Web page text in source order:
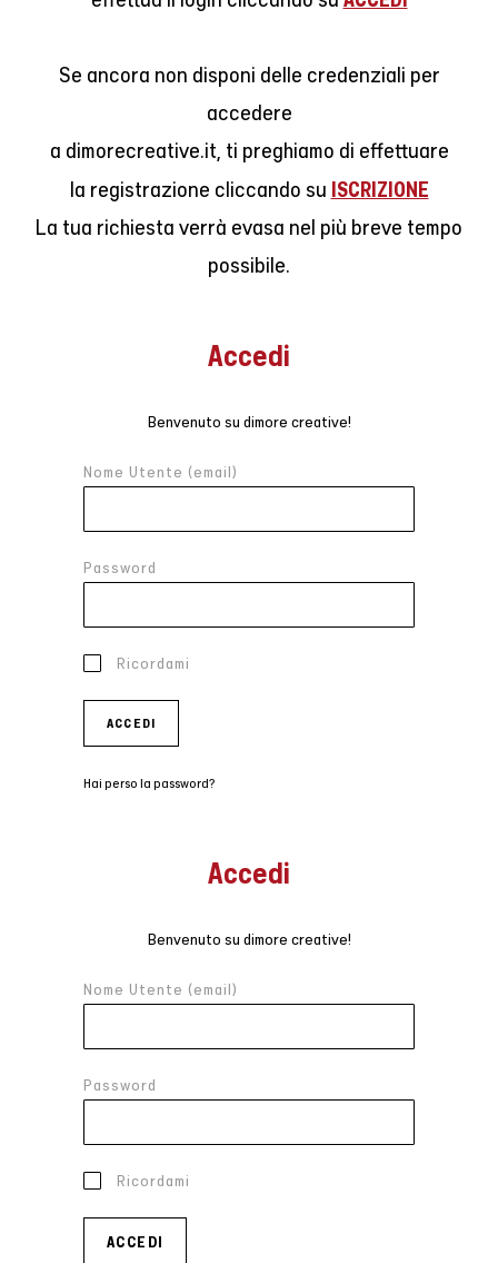
Se ancora non disponi delle credenziali per
accedere
a dimorecreative.it, ti preghiamo di effettuare
la registrazione cliccando su ISCRIZIONE
La tua richiesta verrà evasa nel più breve tempo
possibile.
Accedi
Benvenuto su dimore creative!
Nome Utente (email)
Password
Ricordami
ACCEDI
Hai perso la password?
Accedi
Benvenuto su dimore creative!
Nome Utente (email)
Password
Ricordami